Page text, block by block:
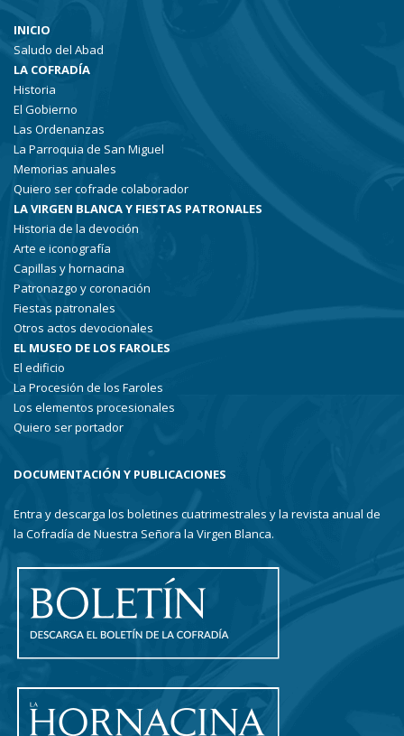
INICIO
Saludo del Abad
LA COFRADÍA
Historia
El Gobierno
Las Ordenanzas
La Parroquia de San Miguel
Memorias anuales
Quiero ser cofrade colaborador
LA VIRGEN BLANCA Y FIESTAS PATRONALES
Historia de la devoción
Arte e iconografía
Capillas y hornacina
Patronazgo y coronación
Fiestas patronales
Otros actos devocionales
EL MUSEO DE LOS FAROLES
El edificio
La Procesión de los Faroles
Los elementos procesionales
Quiero ser portador
DOCUMENTACIÓN Y PUBLICACIONES
Entra y descarga los boletines cuatrimestrales y la revista anual de
la Cofradía de Nuestra Señora la Virgen Blanca.